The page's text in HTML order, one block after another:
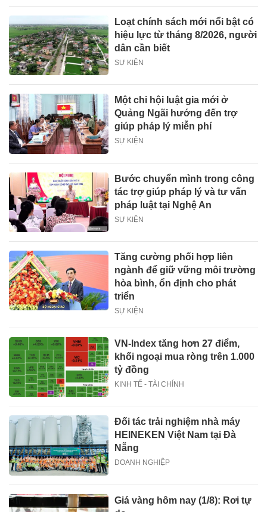
Loạt chính sách mới nổi bật có
hiệu lực từ tháng 8/2026, người
dân cần biết
SỰ KIỆN
Một chi hội luật gia mới ở
Quảng Ngãi hướng đến trợ
giúp pháp lý miễn phí
SỰ KIỆN
Bước chuyển mình trong công
tác trợ giúp pháp lý và tư vấn
pháp luật tại Nghệ An
SỰ KIỆN
Tăng cường phối hợp liên
ngành để giữ vững môi trường
hòa bình, ổn định cho phát
triển
SỰ KIỆN
VN-Index tăng hơn 27 điểm,
khối ngoại mua ròng trên 1.000
tỷ đồng
KINH TẾ - TÀI CHÍNH
Đối tác trải nghiệm nhà máy
HEINEKEN Việt Nam tại Đà
Nẵng
DOANH NGHIỆP
Giá vàng hôm nay (1/8): Rơi tự